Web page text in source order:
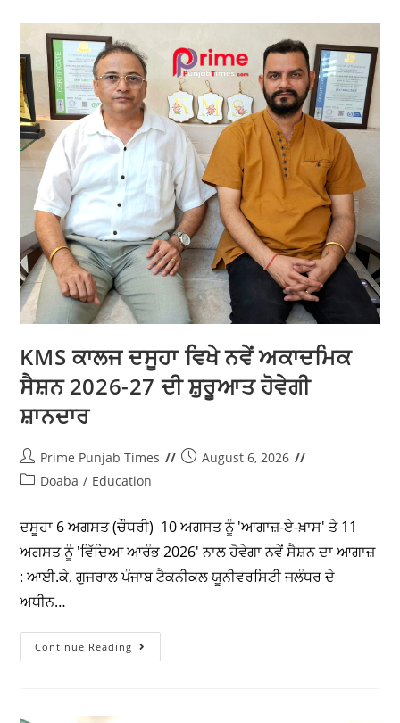
ਬਲਾਕ ਪੱਧਰੀ ਕੁਇਜ਼,ਏਡਜ਼ ਲੇਖ ਅਤੇ ਲੋਕ ਨਾਚ
ਮੁਕਾਬਲਿਆਂ ਵਿੱਚ ਸਸਸਸ ਡੱਫਰ ਦਾ ਸ਼ਾਨਦਾਰ
ਪ੍ਰਦਰਸ਼ਨ, ਤਿੰਨੋ ਮੁਕਾਬਲਿਆਂ ‘ਚ ਹਾਸਲ
ਕੀਤਾ ਪਹਿਲਾ ਸਥਾਨ
Prime Punjab Times
August 6, 2026
Doaba / Education
ਗੜ੍ਹਦੀਵਾਲਾ, 6 ਅਗਸਤ (ਚੌਧਰੀ ) - ਜ਼ਿਲ੍ਹਾ ਸਿੱਖਿਆ ਅਫ਼ਸਰ
(ਸੈਕੰਡਰੀ) ਦੇ ਦਿਸ਼ਾ-ਨਿਰਦੇਸ਼ਾਂ ਅਨੁਸਾਰ ਸਰਕਾਰੀ ਸੀਨੀਅਰ ਸੈਕੰਡਰੀ
ਸਕੂਲ ਜਨੌੜੀ ਵਿਖੇ ਨੈਸ਼ਨਲ ਪਾਪੂਲੇਸ਼ਨ ਐਜੂਕੇਸ਼ਨ ਪ੍ਰੋਗਰਾਮ ਤਹਿਤ
ਬਲਾਕ ਪੱਧਰੀ ਲੋਕ ਨਾਚ, ਏਡਜ ਲੇਖ…